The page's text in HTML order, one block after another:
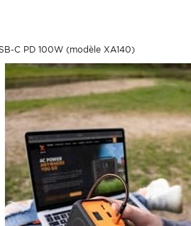
C PD 100W (modèle XA140)